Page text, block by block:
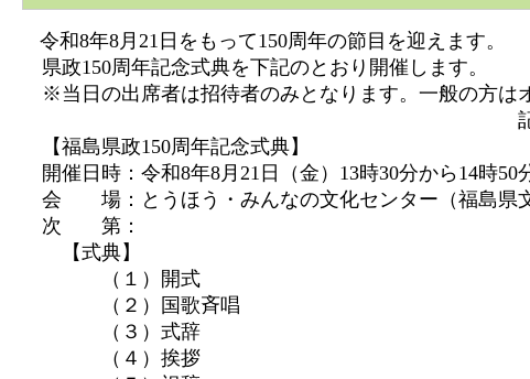
令和8年8月21日をもって150周年の節目を迎えます。
県政150周年記念式典を下記のとおり開催します。
※当日の出席者は招待者のみとなります。一般の方は
【福島県政150周年記念式典】
開催日時：令和8年8月21日（金）13時30分から14時50
会 場：とうほう・みんなの文化センター（福島県
次 第：
【式典】
（１）開式
（２）国歌斉唱
（３）式辞
（４）挨拶